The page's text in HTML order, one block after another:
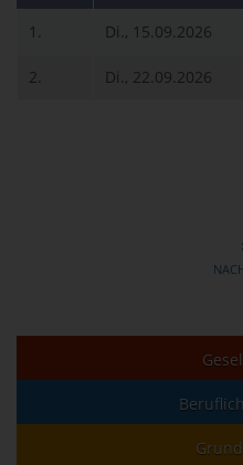
1. Di., 15.09.2026
2. Di., 22.09.2026